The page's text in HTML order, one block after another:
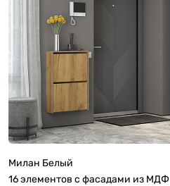
Милан Белый
16 элементов с фасадами из МДФ